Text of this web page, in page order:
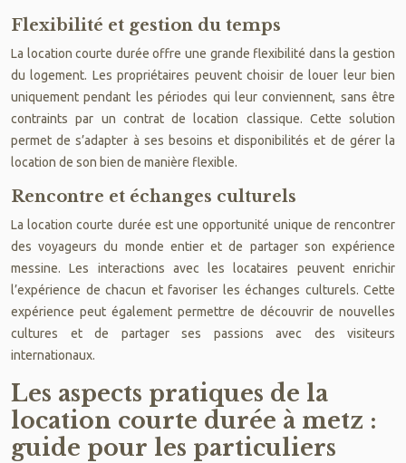
Flexibilité et gestion du temps
La location courte durée offre une grande flexibilité dans la gestion
du logement. Les propriétaires peuvent choisir de louer leur bien
uniquement pendant les périodes qui leur conviennent, sans être
contraints par un contrat de location classique. Cette solution
permet de s’adapter à ses besoins et disponibilités et de gérer la
location de son bien de manière flexible.
Rencontre et échanges culturels
La location courte durée est une opportunité unique de rencontrer
des voyageurs du monde entier et de partager son expérience
messine. Les interactions avec les locataires peuvent enrichir
l’expérience de chacun et favoriser les échanges culturels. Cette
expérience peut également permettre de découvrir de nouvelles
cultures et de partager ses passions avec des visiteurs
internationaux.
Les aspects pratiques de la
location courte durée à metz :
guide pour les particuliers